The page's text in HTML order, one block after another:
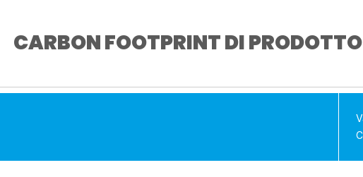
CARBON FOOTPRINT DI PRODOTTO